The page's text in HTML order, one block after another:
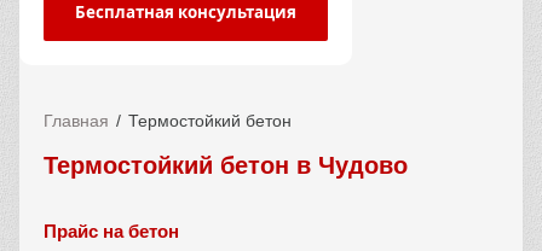
Бесплатная консультация
Главная Термостойкий бетон
Термостойкий бетон в Чудово
Прайс на бетон